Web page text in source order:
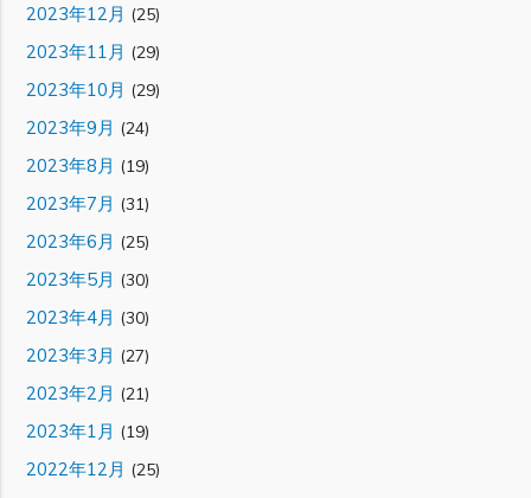
2023年12月 (25)
2023年11月 (29)
2023年10月 (29)
2023年9月 (24)
2023年8月 (19)
2023年7月 (31)
2023年6月 (25)
2023年5月 (30)
2023年4月 (30)
2023年3月 (27)
2023年2月 (21)
2023年1月 (19)
2022年12月 (25)